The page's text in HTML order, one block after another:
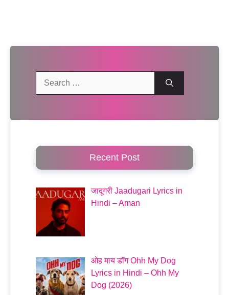
Recent Post
जादूगरी Jaadugari Lyrics in
Hindi – Aman
ओह माय डॉग Ohh My Dog
Lyrics in Hindi – Ohh My
Dog (2026)